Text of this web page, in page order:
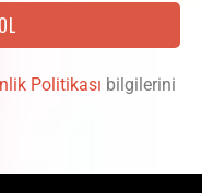
Politikası bilgilerini